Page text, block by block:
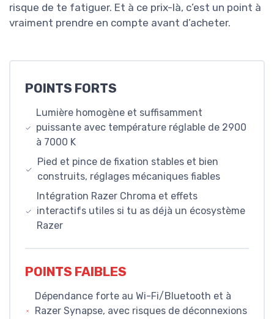
risque de te fatiguer. Et à ce prix-là, c’est un point à
vraiment prendre en compte avant d’acheter.
POINTS FORTS
Lumière homogène et suffisamment
puissante avec température réglable de 2900
à 7000 K
Pied et pince de fixation stables et bien
construits, réglages mécaniques fiables
Intégration Razer Chroma et effets
interactifs utiles si tu as déjà un écosystème
Razer
POINTS FAIBLES
Dépendance forte au Wi-Fi/Bluetooth et à
Razer Synapse, avec risques de déconnexions